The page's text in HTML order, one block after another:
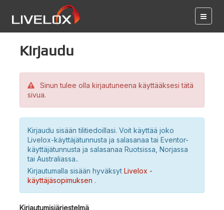
Kirjaudu
Sinun tulee olla kirjautuneena käyttääksesi tätä
sivua.
Kirjaudu sisään tilitiedoillasi. Voit käyttää joko
Livelox-käyttäjätunnusta ja salasanaa tai Eventor-
käyttäjätunnusta ja salasanaa Ruotsissa, Norjassa
tai Australiassa..
Kirjautumalla sisään hyväksyt Livelox -
käyttäjäsopimuksen .
Kirjautumisjärjestelmä